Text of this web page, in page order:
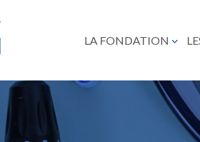
LA FONDATION